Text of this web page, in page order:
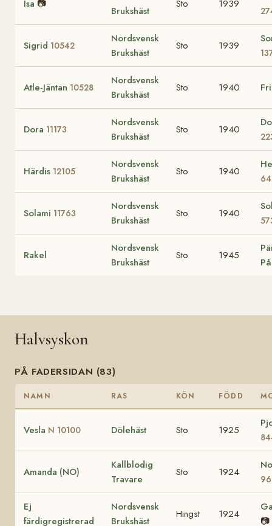
Isa 📷
Brukshäst
Sto 1939
Sigrid 10542
Nordsvensk
Brukshäst
Sto 1939
Atle-Jäntan 10528
Nordsvensk
Brukshäst
Sto 1940
Dora 11173
Nordsvensk
Brukshäst
Sto 1940
Härdis 12105
Nordsvensk
Brukshäst
Sto 1940
Solami 11763
Nordsvensk
Brukshäst
Sto 1940
Rakel
Nordsvensk
Brukshäst
Sto 1945
Halvsyskon
PÅ FADERSIDAN (83)
NAMN RAS KÖN FÖDD
Vesla N 10100 Dölehäst Sto 1925
Amanda (NO)
Kallblodig
Travare
Sto 1924
Ej
färdigregistrerad
Nordsvensk
Brukshäst
Hingst 1924
📷